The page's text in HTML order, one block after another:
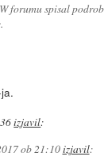
forumu spisal
izjavil:
ob 21:10izjavil: